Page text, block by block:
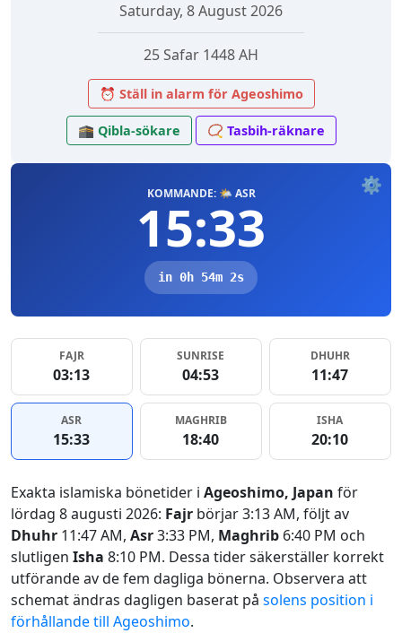
Saturday, 8 August 2026
25 Safar 1448 AH
⏰ Ställ in alarm för Ageoshimo
🕋 Qibla-sökare 📿 Tasbih-räknare
⚙️
KOMMANDE: 🌤️ ASR
15:33
in 0h 54m 2s
FAJR
03:13
SUNRISE
04:53
DHUHR
11:47
ASR
15:33
MAGHRIB
18:40
ISHA
20:10
Exakta islamiska bönetider i Ageoshimo, Japan för
lördag 8 augusti 2026: Fajr börjar 3:13 AM, följt av
Dhuhr 11:47 AM, Asr3:33 PM, Maghrib 6:40 PM och
slutligen Isha 8:10 PM. Dessa tider säkerställer korrekt
utförande av de fem dagliga bönerna. Observera att
schemat ändras dagligen baserat på solens position i
förhållande till Ageoshimo.